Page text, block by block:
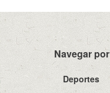
Navegar
Deportes